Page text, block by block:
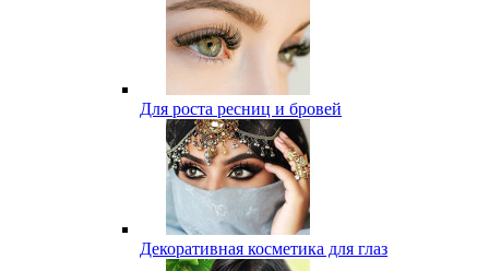
Для роста ресниц и бровей
Декоративная косметика для глаз